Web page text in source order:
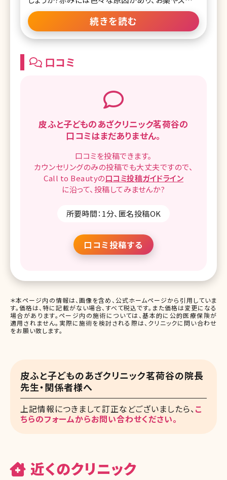
ケア、美容医療など選択肢がたくさんあります。今回
は酒さをテーマにお伝えしていきます。 【監修医師
からのワンポイント】酒さ（赤ら顔）は、「化粧水を1
日10回、日焼け止めを2時間おき」で予防し、治療
はVビームでVフェイシャルが第一選択となります。
続きを読む
口コミ
皮ふと子どものあざクリニック茗荷谷の
口コミはまだありません。
口コミを投稿できます。
カウンセリングのみの投稿でも大丈夫ですので、
Call to Beautyの口コミ投稿ガイドライン
に沿って、 投稿してみませんか?
所要時間：1分、匿名投稿OK
口コミ投稿する
＊本ページ内の情報は、画像を含め、公式ホームページから引用していま
す。価格は、特に記載がない場合、すべて税込です。また価格は変更になる
場合があります。ページ内の施術については、基本的に公的医療保険が
適用されません。実際に施術を検討される際は、クリニックに問い合わせ
をお願い致します。
皮ふと子どものあざクリニック茗荷谷の院長
先生・関係者様へ
上記情報につきまして訂正などございましたら、こ
ちらのフォームからお問い合わせください。
近くのクリニック